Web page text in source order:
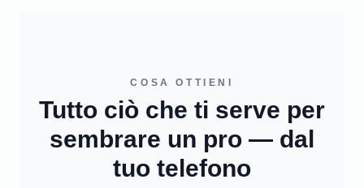
COSA OTTIENI
Tutto ciò che ti serve per
sembrare un pro — dal
tuo telefono